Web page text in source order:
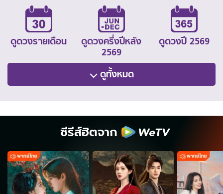
ดูดวงรายเดือน
ดูดวงครึ่งปีหลัง
2569
ดูดวงปี 2569
ดูทั้งหมด
ซีรีส์ฮิตจาก